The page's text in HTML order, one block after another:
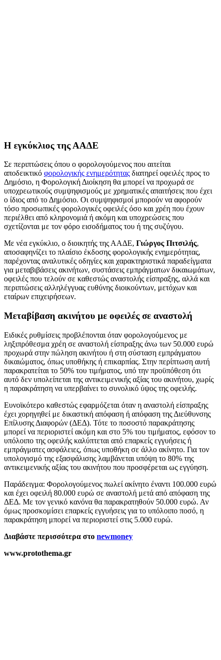
Η εγκύκλιος της ΑΑΔΕ
Σε περιπτώσεις όπου ο φορολογούμενος που αιτείται
αποδεικτικό φορολογικής ενημερότητας διατηρεί οφειλές προς το
Δημόσιο, η Φορολογική Διοίκηση θα μπορεί να προχωρά σε
υποχρεωτικούς συμψηφισμούς με χρηματικές απαιτήσεις που έχει
ο ίδιος από το Δημόσιο. Οι συμψηφισμοί μπορούν να αφορούν
τόσο προσωπικές φορολογικές οφειλές όσο και χρέη που έχουν
περιέλθει από κληρονομιά ή ακόμη και υποχρεώσεις που
σχετίζονται με τον φόρο εισοδήματος του ή της συζύγου.
Με νέα εγκύκλιο, ο διοικητής της ΑΑΔΕ, Γιώργος Πιτσιλής,
αποσαφηνίζει το πλαίσιο έκδοσης φορολογικής ενημερότητας,
παρέχοντας αναλυτικές οδηγίες και χαρακτηριστικά παραδείγματα
για μεταβιβάσεις ακινήτων, συστάσεις εμπράγματων δικαιωμάτων,
οφειλές που τελούν σε καθεστώς αναστολής είσπραξης, αλλά και
περιπτώσεις αλληλέγγυας ευθύνης διοικούντων, μετόχων και
εταίρων επιχειρήσεων.
Μεταβίβαση ακινήτου με οφειλές σε αναστολή
Ειδικές ρυθμίσεις προβλέπονται όταν φορολογούμενος με
ληξιπρόθεσμα χρέη σε αναστολή είσπραξης άνω των 50.000 ευρώ
προχωρά στην πώληση ακινήτου ή στη σύσταση εμπράγματου
δικαιώματος, όπως υποθήκης ή επικαρπίας. Στην περίπτωση αυτή
παρακρατείται το 50% του τιμήματος, υπό την προϋπόθεση ότι
αυτό δεν υπολείπεται της αντικειμενικής αξίας του ακινήτου, χωρίς
η παρακράτηση να υπερβαίνει το συνολικό ύψος της οφειλής.
Ευνοϊκότερο καθεστώς εφαρμόζεται όταν η αναστολή είσπραξης
έχει χορηγηθεί με δικαστική απόφαση ή απόφαση της Διεύθυνσης
Επίλυσης Διαφορών (ΔΕΔ). Τότε το ποσοστό παρακράτησης
μπορεί να περιοριστεί ακόμη και στο 5% του τιμήματος, εφόσον το
υπόλοιπο της οφειλής καλύπτεται από επαρκείς εγγυήσεις ή
εμπράγματες ασφάλειες, όπως υποθήκη σε άλλο ακίνητο. Για τον
υπολογισμό της εξασφάλισης λαμβάνεται υπόψη το 80% της
αντικειμενικής αξίας του ακινήτου που προσφέρεται ως εγγύηση.
Παράδειγμα: Φορολογούμενος πωλεί ακίνητο έναντι 100.000 ευρώ
και έχει οφειλή 80.000 ευρώ σε αναστολή μετά από απόφαση της
ΔΕΔ. Με τον γενικό κανόνα θα παρακρατηθούν 50.000 ευρώ. Αν
όμως προσκομίσει επαρκείς εγγυήσεις για το υπόλοιπο ποσό, η
παρακράτηση μπορεί να περιοριστεί στις 5.000 ευρώ.
Διαβάστε περισσότερα στο newmoney
www.protothema.gr